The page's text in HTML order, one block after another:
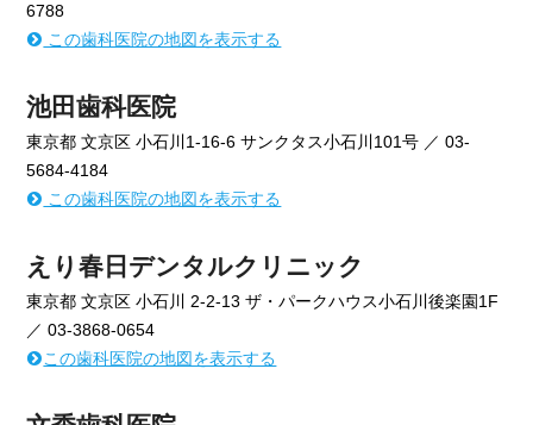
6788
この歯科医院の地図を表示する
池田歯科医院
東京都 文京区 小石川1-16-6 サンクタス小石川101号 ／ 03-
5684-4184
この歯科医院の地図を表示する
えり春日デンタルクリニック
東京都 文京区 小石川 2-2-13 ザ・パークハウス小石川後楽園1F
／ 03-3868-0654
この歯科医院の地図を表示する